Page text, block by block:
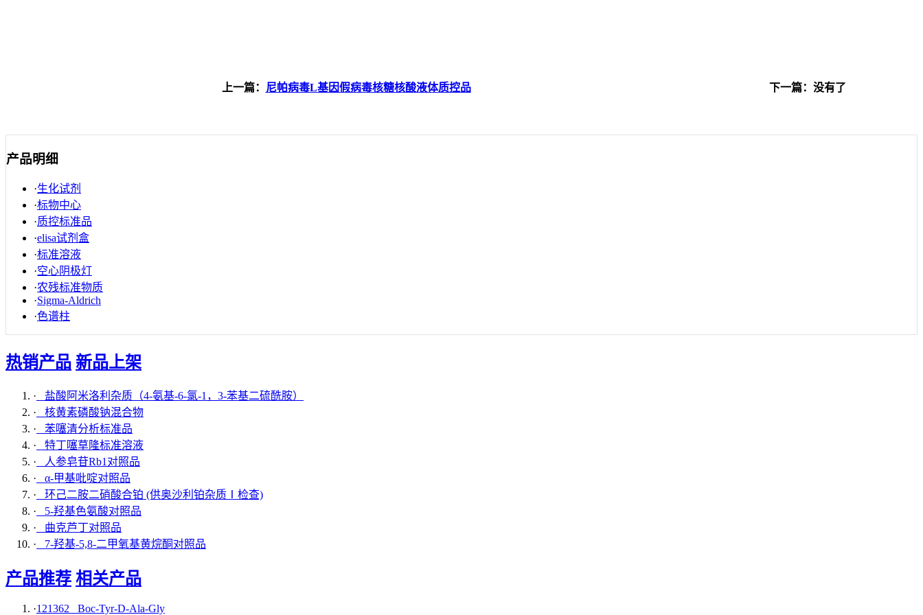
上一篇： 尼帕病毒L基因假病毒核糖核酸液体质控品 下一篇：没有了
产品明细
·生化试剂
·标物中心
·质控标准品
·elisa试剂盒
·标准溶液
·空心阴极灯
·农残标准物质
·Sigma-Aldrich
·色谱柱
热销产品 新品上架
· 盐酸阿米洛利杂质（4-氨基-6-氯-1，3-苯基二硫酰胺）
· 核黄素磷酸钠混合物
· 苯噻清分析标准品
· 特丁噻草隆标准溶液
· 人参皂苷Rb1对照品
· α-甲基吡啶对照品
· 环己二胺二硝酸合铂 (供奥沙利铂杂质Ⅰ检查)
· 5-羟基色氨酸对照品
· 曲克芦丁对照品
· 7-羟基-5,8-二甲氧基黄烷酮对照品
产品推荐 相关产品
·121362 Boc-Tyr-D-Ala-Gly